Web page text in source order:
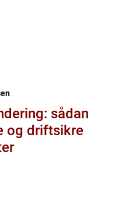
sådan
og driftsikre